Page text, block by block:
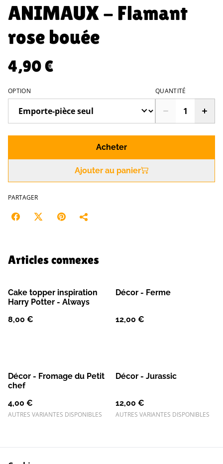
ANIMAUX - Flamant
rose bouée
4,90 €
OPTION QUANTITÉ
Acheter
Ajouter au panier
PARTAGER
Articles connexes
Cake topper inspiration
Harry Potter - Always
8,00 €
Décor - Ferme
12,00 €
Décor - Fromage du Petit
chef
4,00 €
AUTRES VARIANTES DISPONIBLES
Décor - Jurassic
12,00 €
AUTRES VARIANTES DISPONIBLES